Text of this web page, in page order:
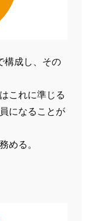
構成し、その
これに準じる
になることが
める。